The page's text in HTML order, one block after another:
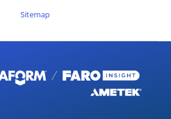
Sitemap